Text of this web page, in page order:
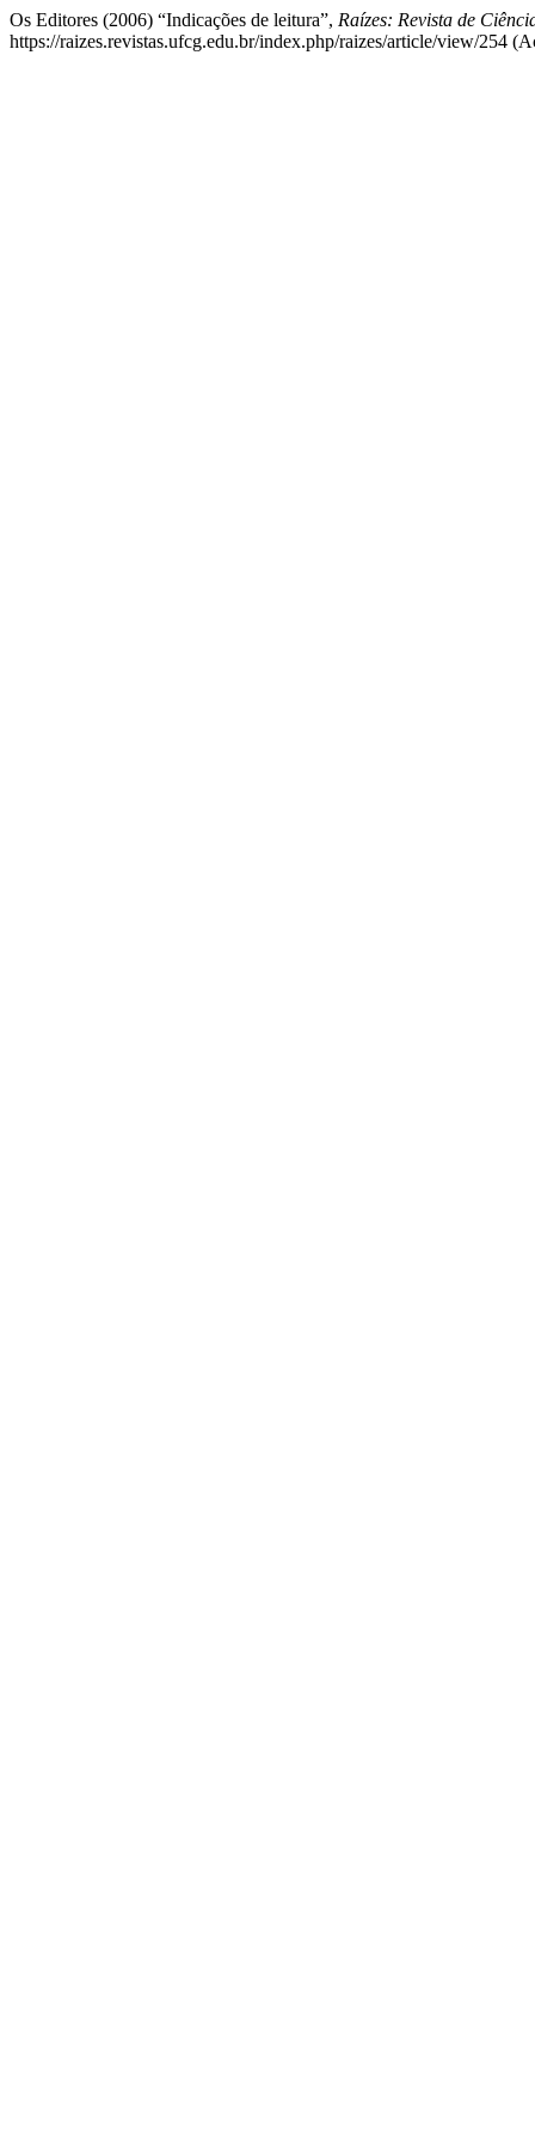
Os Editores (2006) “Indicações de leitura”, Raízes: Revista de
https://raizes.revistas.ufcg.edu.br/index.php/raizes/article/view/254